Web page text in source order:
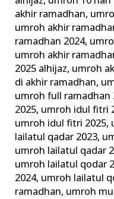
akhir ramadhan,
umroh akhir
ramadhan 2024,
umroh akhir
2025 alhijaz, umroh
di akhir ramadhan,
umroh full ramadhan
2025, umroh idul fitri
umroh idul fitri 2025,
lailatul qadar 2023,
umroh lailatul qadar
umroh lailatul qodar
2024, umroh lailatul
ramadhan, umroh